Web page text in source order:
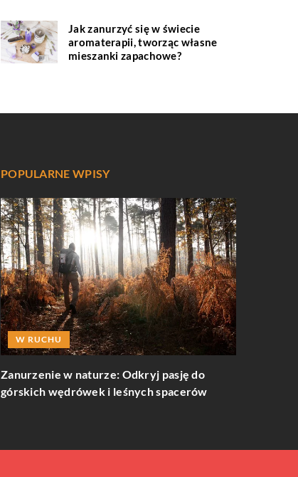
Jak zanurzyć się w świecie
aromaterapii, tworząc własne
mieszanki zapachowe?
POPULARNE WPISY
W RUCHU
Zanurzenie w naturze: Odkryj pasję do
górskich wędrówek i leśnych spacerów
Zanurz się